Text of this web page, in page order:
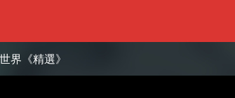
界《精選》